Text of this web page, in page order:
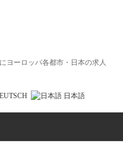
ヨーロッパ各都市・日本の求人
日本語